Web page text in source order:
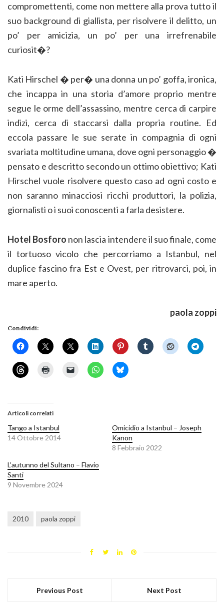
compromettenti, come non mettere alla prova tutto il
suo background di giallista, per risolvere il delitto, un
po’ per amicizia, un po’ per una irrefrenabile
curiosit�?
Kati Hirschel � per� una donna un po’ goffa, ironica,
che incappa in una storia d’amore proprio mentre
segue le orme dell’assassino, mentre cerca di carpire
indizi, cerca di staccarsi dalla propria routine. Ed
eccola passare le sue serate in compagnia di ogni
svariata moltitudine umana, dove ogni personaggio �
pensato e descritto secondo un ottimo obiettivo; Kati
Hirschel vuole risolvere questo caso ad ogni costo e
non saranno minacciosi ricchi produttori, la polizia,
giornalisti o i suoi conoscenti a farla desistere.
Hotel Bosforo non lascia intendere il suo finale, come
il tortuoso vicolo che percorriamo a Istanbul, nel
duplice fascino fra Est e Ovest, per ritrovarci, poi, in
mare aperto.
paola zoppi
Condividi:
Articoli correlati
Tango a Istanbul
14 Ottobre 2014
Omicidio a Istanbul – Joseph
Kanon
8 Febbraio 2022
L’autunno del Sultano – Flavio
Santi
9 Novembre 2024
2010 paola zoppi
Previous Post Next Post